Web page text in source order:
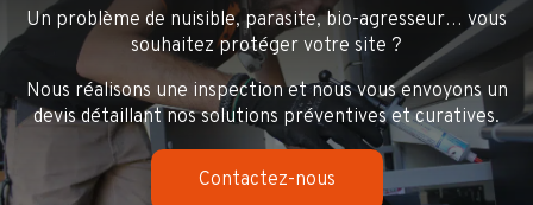
Un problème de nuisible, parasite, bio-agresseur… vous
souhaitez protéger votre site ?
Nous réalisons une inspection et nous vous envoyons un
devis détaillant nos solutions préventives et curatives.
Contactez-nous